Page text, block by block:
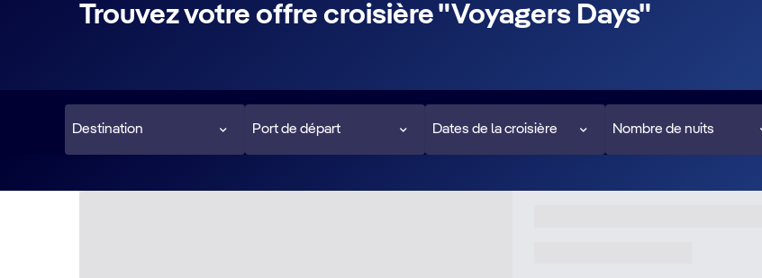
Trouvez votre offre croisière "Voyagers Days"
Destination Port de départ Dates de la croisière Nombre de nuits